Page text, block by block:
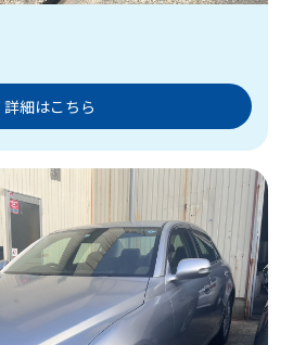
詳細はこちら